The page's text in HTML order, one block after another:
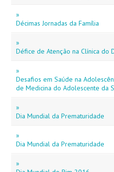
»
Décimas Jornadas da Família
»
Défice de Atenção na Clínica do
»
Desafios em Saúde na
de Medicina do Adolescente da
»
Dia Mundial da Prematuridade
»
Dia Mundial da Prematuridade
»